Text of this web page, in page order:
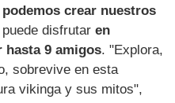
crear nuestros
puede disfrutaren
hasta 9 amigos. "Explora,
sobrevive en esta
vikinga y sus mitos",